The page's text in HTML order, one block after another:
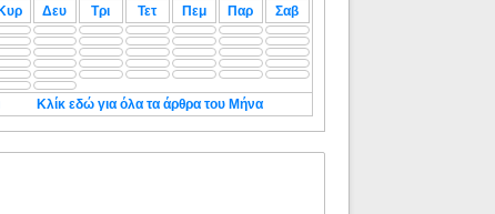
Κυρ Δευ Τρι Τετ Πεμ Παρ Σαβ
Κλίκ εδώ για όλα τα άρθρα του Μήνα